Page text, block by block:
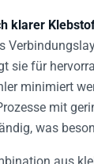
klarer
sie für
minimiert
mit
was
aus